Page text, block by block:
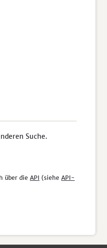
Suche.
über die API (siehe API-